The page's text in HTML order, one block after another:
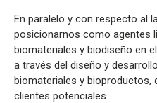
En paralelo y con respecto al
posicionarnos como agentes
biomateriales y biodiseño en
a través del diseño y
biomateriales y bioproductos,
clientes potenciales .